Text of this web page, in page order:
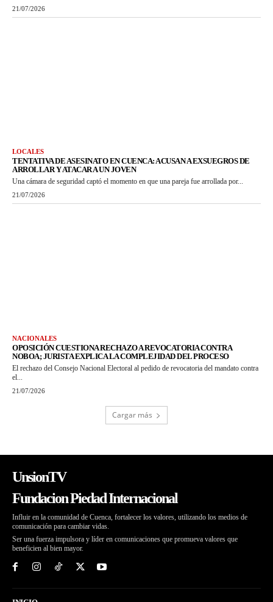
21/07/2026
LOCALES
TENTATIVA DE ASESINATO EN CUENCA: ACUSAN A EXSUEGROS DE
ARROLLAR Y ATACAR A UN JOVEN
Una cámara de seguridad captó el momento en que una pareja fue arrollada por...
21/07/2026
NACIONALES
OPOSICIÓN CUESTIONA RECHAZO A REVOCATORIA CONTRA
NOBOA; JURISTA EXPLICA LA COMPLEJIDAD DEL PROCESO
El rechazo del Consejo Nacional Electoral al pedido de revocatoria del mandato contra
el...
21/07/2026
Cargar más
UnsionTV
Fundacion Piedad Internacional
Influir en la comunidad de Cuenca, fortalecer los valores, utilizando los medios de
comunicación para cambiar vidas.
Ser una fuerza impulsora y líder en comunicaciones que promueva valores que
beneficien al bien mayor.